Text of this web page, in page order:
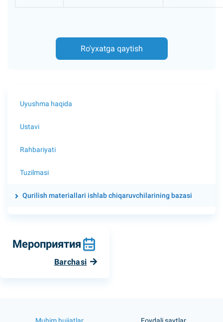
Ro'yxatga qaytish
Uyushma haqida
Ustavi
Rahbariyati
Tuzilmasi
Qurilish materiallari ishlab chiqaruvchilarining bazasi
Мероприятия
Barchasi